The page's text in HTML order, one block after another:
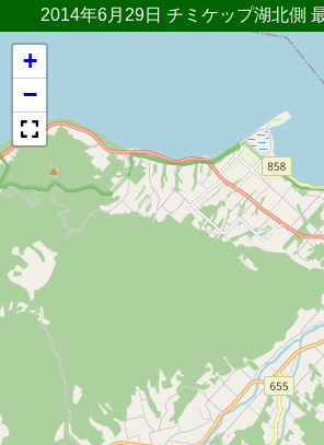
2014年6月29日 チミケップ湖北側
+
−